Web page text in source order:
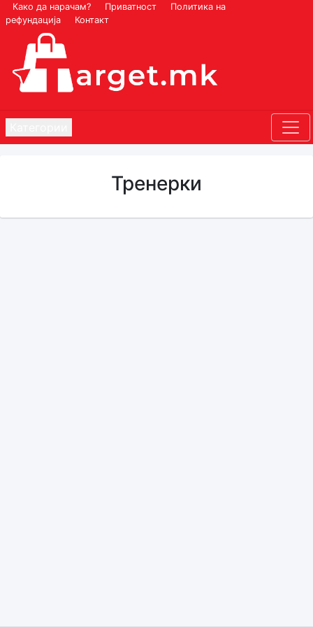
Како да нарачам? Приватност
Политика на
рефундација
Контакт
Тренерки